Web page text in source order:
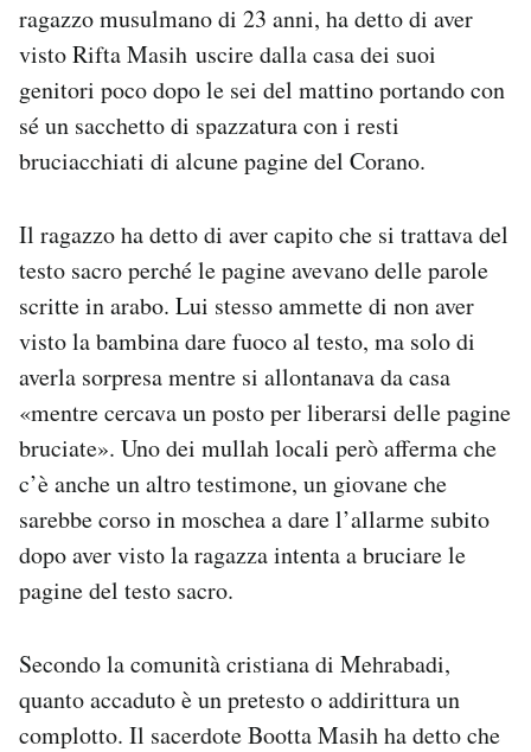
ragazzo musulmano di 23 anni, ha detto di aver
visto Rifta Masih uscire dalla casa dei suoi
genitori poco dopo le sei del mattino portando con
sé un sacchetto di spazzatura con i resti
bruciacchiati di alcune pagine del Corano.
Il ragazzo ha detto di aver capito che si trattava del
testo sacro perché le pagine avevano delle parole
scritte in arabo. Lui stesso ammette di non aver
visto la bambina dare fuoco al testo, ma solo di
averla sorpresa mentre si allontanava da casa
«mentre cercava un posto per liberarsi delle pagine
bruciate». Uno dei mullah locali però afferma che
c’è anche un altro testimone, un giovane che
sarebbe corso in moschea a dare l’allarme subito
dopo aver visto la ragazza intenta a bruciare le
pagine del testo sacro.
Secondo la comunità cristiana di Mehrabadi,
quanto accaduto è un pretesto o addirittura un
complotto. Il sacerdote Bootta Masih ha detto che